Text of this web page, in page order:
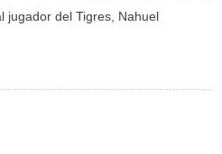
jugador del Tigres, Nahuel